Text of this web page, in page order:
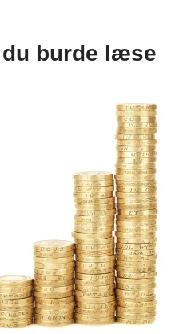
burde læse